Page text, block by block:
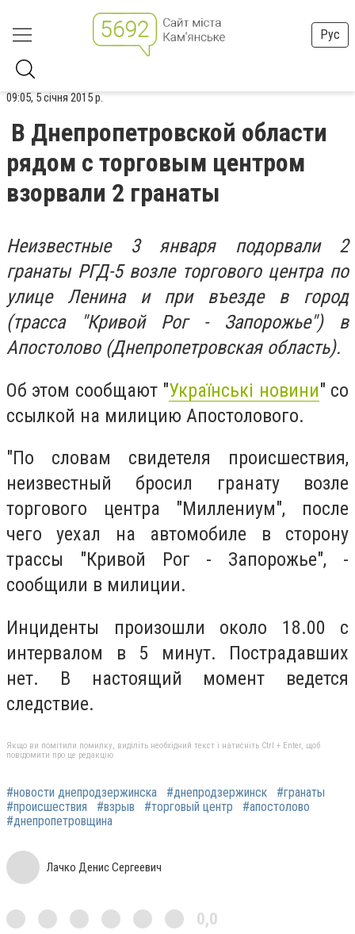
Рус
09:05, 5 січня 2015 р.
В Днепропетровской области
рядом с торговым центром
взорвали 2 гранаты
Неизвестные 3 января подорвали 2
гранаты РГД-5 возле торгового центра по
улице Ленина и при въезде в город
(трасса "Кривой Рог - Запорожье") в
Апостолово (Днепропетровская область).
Об этом сообщают "Українські новини" со
ссылкой на милицию Апостолового.
"По словам свидетеля происшествия,
неизвестный бросил гранату возле
торгового центра "Миллениум", после
чего уехал на автомобиле в сторону
трассы "Кривой Рог - Запорожье", -
сообщили в милиции.
Инциденты произошли около 18.00 с
интервалом в 5 минут. Пострадавших
нет. В настоящий момент ведется
следствие.
Якщо ви помітили помилку, виділіть необхідний текст і натисніть Ctrl + Enter, щоб
повідомити про це редакцію
#новости днепродзержинска #днепродзержинск
#гранаты
#происшествия
#взрыв #торговый центр
#апостолово
#днепропетровщина
Лачко Денис Сергеевич
0,0